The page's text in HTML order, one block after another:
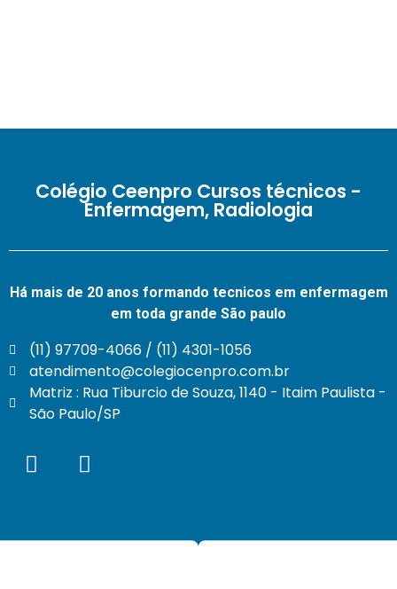
Colégio Ceenpro Cursos técnicos -
Enfermagem, Radiologia
Há mais de 20 anos formando tecnicos em enfermagem
em toda grande São paulo
(11) 97709-4066 / (11) 4301-1056
atendimento@colegiocenpro.com.br
Matriz : Rua Tiburcio de Souza, 1140 - Itaim Paulista -
São Paulo/SP